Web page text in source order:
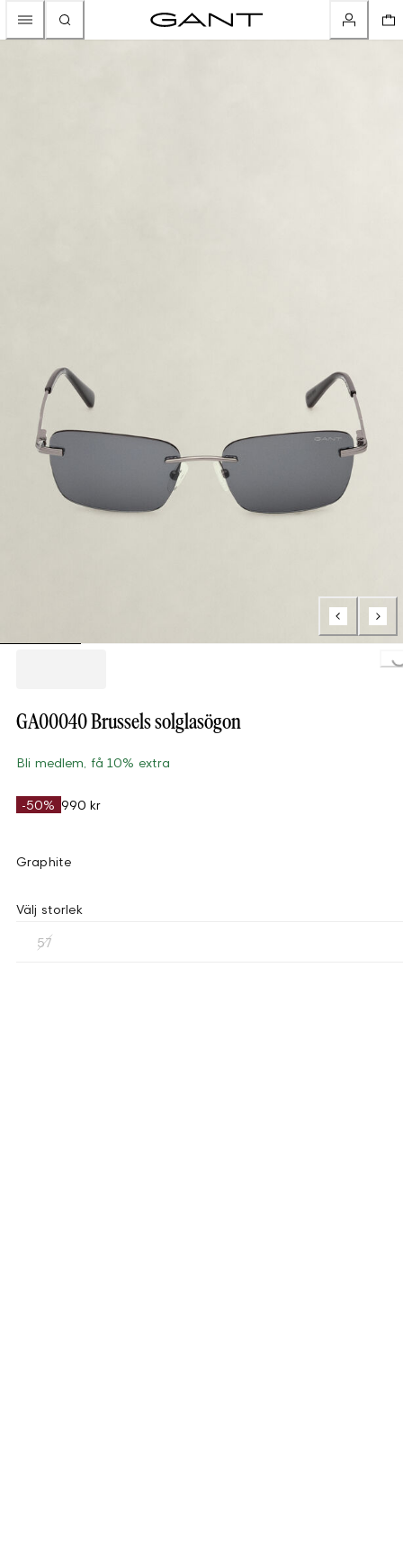
GA00040 Brussels solglasögon
Bli medlem, få 10% extra
-50% 990 kr
Graphite
Välj storlek
57